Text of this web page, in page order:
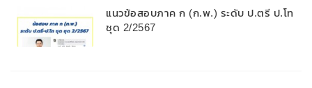
แนวข้อสอบภาค ก (ก.พ.) ระดับ ป.ตรี ป.โท
ชุด 2/2567